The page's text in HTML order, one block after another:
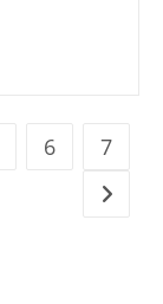
6 7
Go to